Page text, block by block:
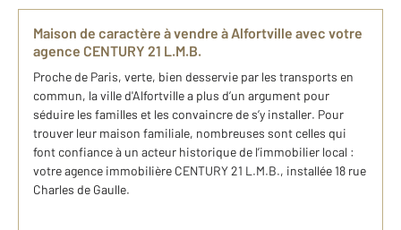
Maison de caractère à vendre à Alfortville avec votre
agence CENTURY 21 L.M.B.
Proche de Paris, verte, bien desservie par les transports en
commun, la ville d'Alfortville a plus d’un argument pour
séduire les familles et les convaincre de s’y installer. Pour
trouver leur maison familiale, nombreuses sont celles qui
font confiance à un acteur historique de l’immobilier local :
votre agence immobilière CENTURY 21 L.M.B., installée 18 rue
Charles de Gaulle.